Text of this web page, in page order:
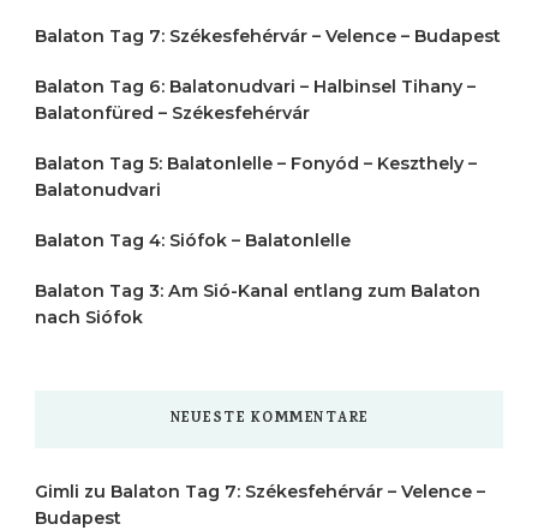
Balaton Tag 7: Székesfehérvár – Velence – Budapest
Balaton Tag 6: Balatonudvari – Halbinsel Tihany –
Balatonfüred – Székesfehérvár
Balaton Tag 5: Balatonlelle – Fonyód – Keszthely –
Balatonudvari
Balaton Tag 4: Siófok – Balatonlelle
Balaton Tag 3: Am Sió-Kanal entlang zum Balaton
nach Siófok
NEUESTE KOMMENTARE
Gimli zu Balaton Tag 7: Székesfehérvár – Velence –
Budapest